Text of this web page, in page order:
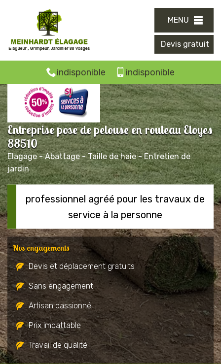
MENU
Devis gratuit
indisponible indisponible
Entreprise pose de pelouse en rouleau Eloyes
88510
Elagage - Abattage - Taille de haie - Entretien de
jardin
professionnel agréé pour les travaux de
service à la personne
Nos engagements
Devis et déplacement gratuits
Sans engagement
Artisan passionné
Prix imbattable
Travail de qualité